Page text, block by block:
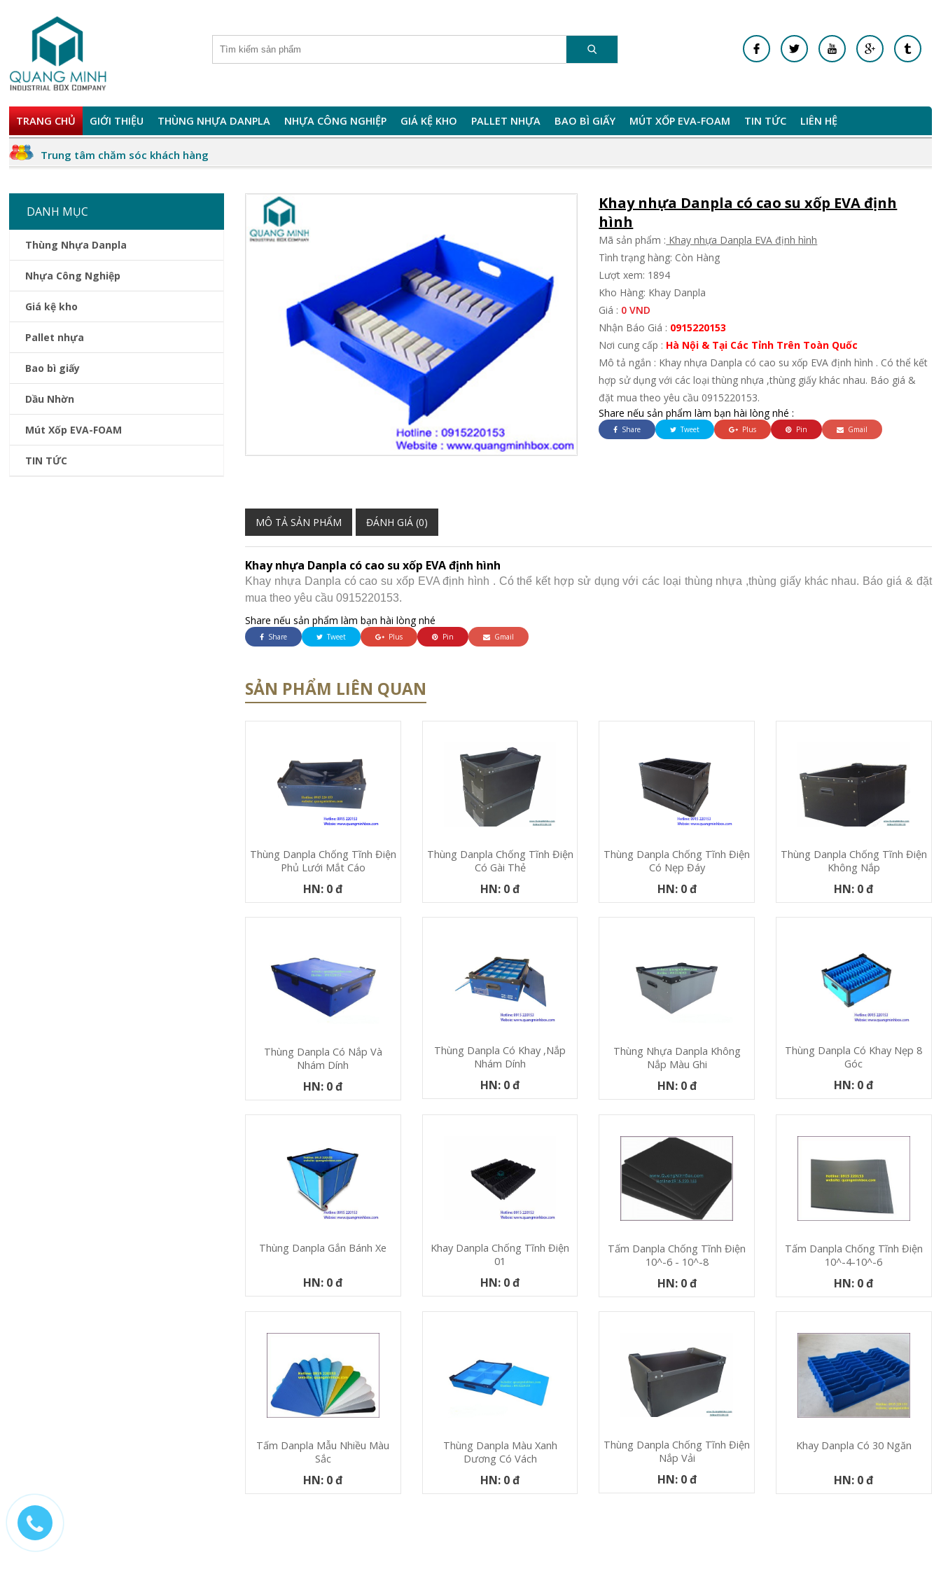
TRANG CHỦ GIỚI THIỆU THÙNG NHỰA DANPLA NHỰA CÔNG NGHIỆP GIÁ KỆ KHO PALLET NHỰA BAO BÌ GIẤY MÚT XỐP EVA-FOAM TIN TỨC LIÊN HỆ
Trung tâm chăm sóc khách hàng
DANH MỤC
Thùng Nhựa Danpla
Nhựa Công Nghiệp
Giá kệ kho
Pallet nhựa
Bao bì giấy
Dầu Nhờn
Mút Xốp EVA-FOAM
TIN TỨC
Khay nhựa Danpla có cao su xốp EVA định
hình
Mã sản phẩm : Khay nhựa Danpla EVA định hình
Tình trạng hàng: Còn Hàng
Lượt xem: 1894
Kho Hàng: Khay Danpla
Giá : 0 VND
Nhận Báo Giá : 0915220153
Nơi cung cấp : Hà Nội & Tại Các Tỉnh Trên Toàn Quốc
Mô tả ngắn : Khay nhựa Danpla có cao su xốp EVA định hình . Có thể kết
hợp sử dụng với các loại thùng nhựa ,thùng giấy khác nhau. Báo giá &
đặt mua theo yêu cầu 0915220153.
Share nếu sản phẩm làm bạn hài lòng nhé :
Share Tweet Plus Pin Gmail
MÔ TẢ SẢN PHẨM ĐÁNH GIÁ (0)
Khay nhựa Danpla có cao su xốp EVA định hình
Khay nhựa Danpla có cao su xốp EVA định hình . Có thể kết hợp sử dụng với các loại thùng nhựa ,thùng giấy khác nhau. Báo giá & đặt
mua theo yêu cầu 0915220153.
Share nếu sản phẩm làm bạn hài lòng nhé
Share Tweet Plus Pin Gmail
SẢN PHẨM LIÊN QUAN
Thùng Danpla Chống Tĩnh Điện
Phủ Lưới Mắt Cáo
HN: 0 đ
Thùng Danpla Chống Tĩnh Điện
Có Gài Thẻ
HN: 0 đ
Thùng Danpla Chống Tĩnh Điện
Có Nẹp Đáy
HN: 0 đ
Thùng Danpla Chống Tĩnh Điện
Không Nắp
HN: 0 đ
Thùng Danpla Có Nắp Và
Nhám Dính
HN: 0 đ
Thùng Danpla Có Khay ,nắp
Nhám Dính
HN: 0 đ
Thùng Nhựa Danpla Không
Nắp Màu Ghi
HN: 0 đ
Thùng Danpla Có Khay Nẹp 8
Góc
HN: 0 đ
Thùng Danpla Gắn Bánh Xe
HN: 0 đ
Khay Danpla Chống Tĩnh Điện
01
HN: 0 đ
Tấm Danpla Chống Tĩnh Điện
10^-6 - 10^-8
HN: 0 đ
Tấm Danpla Chống Tĩnh Điện
10^-4-10^-6
HN: 0 đ
Tấm Danpla Mẫu Nhiều Màu
Sắc
HN: 0 đ
Thùng Danpla Màu Xanh
Dương Có Vách
HN: 0 đ
Thùng Danpla Chống Tĩnh Điện
Nắp Vải
HN: 0 đ
Khay Danpla Có 30 Ngăn
HN: 0 đ